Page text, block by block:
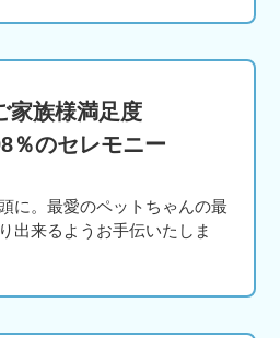
家族様満足度
％のセレモニー
に。最愛のペットちゃんの最
出来るようお手伝いたしま